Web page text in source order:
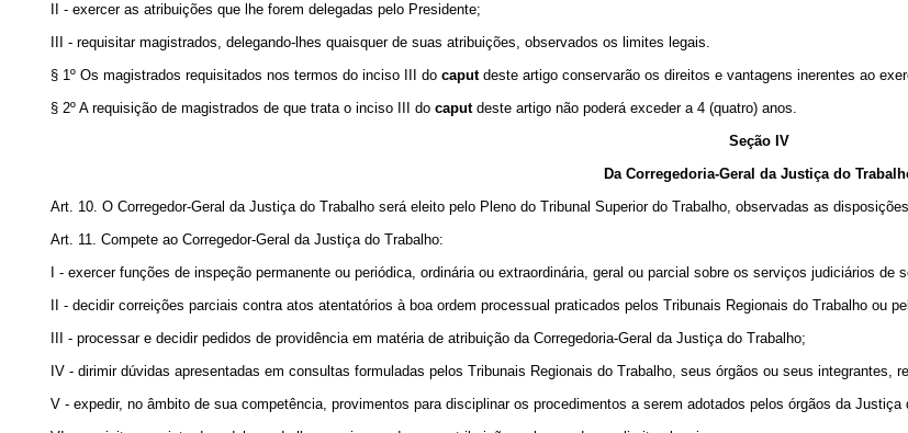
II - exercer as atribuições que lhe forem delegadas pelo Presidente;
III - requisitar magistrados, delegando-lhes quaisquer de suas atribuições, observados os limites legais.
§ 1º Os magistrados requisitados nos termos do inciso III do caputdeste artigo conservarão os direitos e vantagens inerentes ao
§ 2º A requisição de magistrados de que trata o inciso III do caputdeste artigo não poderá exceder a 4 (quatro) anos.
Seção IV
Da Corregedoria-Geral da Justiça do
Art. 10. O Corregedor-Geral da Justiça do Trabalho será eleito pelo Pleno do Tribunal Superior do Trabalho, observadas as
Art. 11. Compete ao Corregedor-Geral da Justiça do Trabalho:
I - exercer funções de inspeção permanente ou periódica, ordinária ou extraordinária, geral ou parcial sobre os serviços judiciários de
II - decidir correições parciais contra atos atentatórios à boa ordem processual praticados pelos Tribunais Regionais do Trabalho ou
III - processar e decidir pedidos de providência em matéria de atribuição da Corregedoria-Geral da Justiça do Trabalho;
IV - dirimir dúvidas apresentadas em consultas formuladas pelos Tribunais Regionais do Trabalho, seus órgãos ou seus integrantes,
V - expedir, no âmbito de sua competência, provimentos para disciplinar os procedimentos a serem adotados pelos órgãos da